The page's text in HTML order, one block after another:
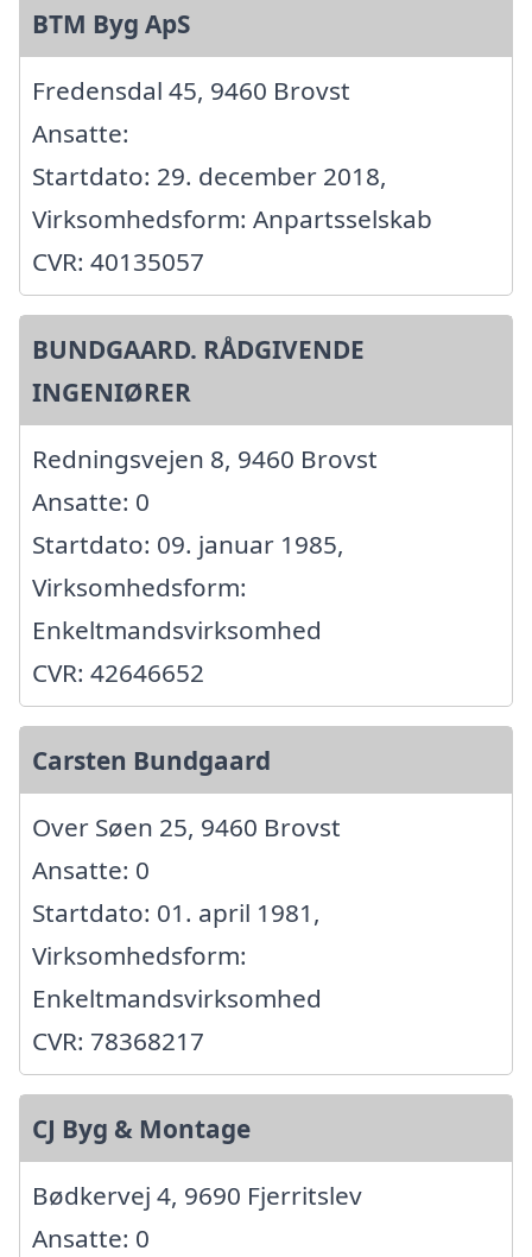
BTM Byg ApS
Fredensdal 45, 9460 Brovst
Ansatte:
Startdato: 29. december 2018,
Virksomhedsform: Anpartsselskab
CVR: 40135057
BUNDGAARD. RÅDGIVENDE
INGENIØRER
Redningsvejen 8, 9460 Brovst
Ansatte: 0
Startdato: 09. januar 1985,
Virksomhedsform:
Enkeltmandsvirksomhed
CVR: 42646652
Carsten Bundgaard
Over Søen 25, 9460 Brovst
Ansatte: 0
Startdato: 01. april 1981,
Virksomhedsform:
Enkeltmandsvirksomhed
CVR: 78368217
CJ Byg & Montage
Bødkervej 4, 9690 Fjerritslev
Ansatte: 0